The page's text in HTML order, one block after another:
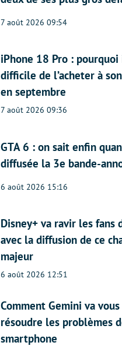
7 août 2026 09:54
iPhone 18 Pro :
difficile de l’acheter à
en septembre
7 août 2026 09:36
GTA 6 : on sait enfin
diffusée la 3e bande-
6 août 2026 15:16
Disney+ va ravir les fans
avec la diffusion de ce
majeur
6 août 2026 12:51
Comment Gemini va
résoudre les problèmes
smartphone